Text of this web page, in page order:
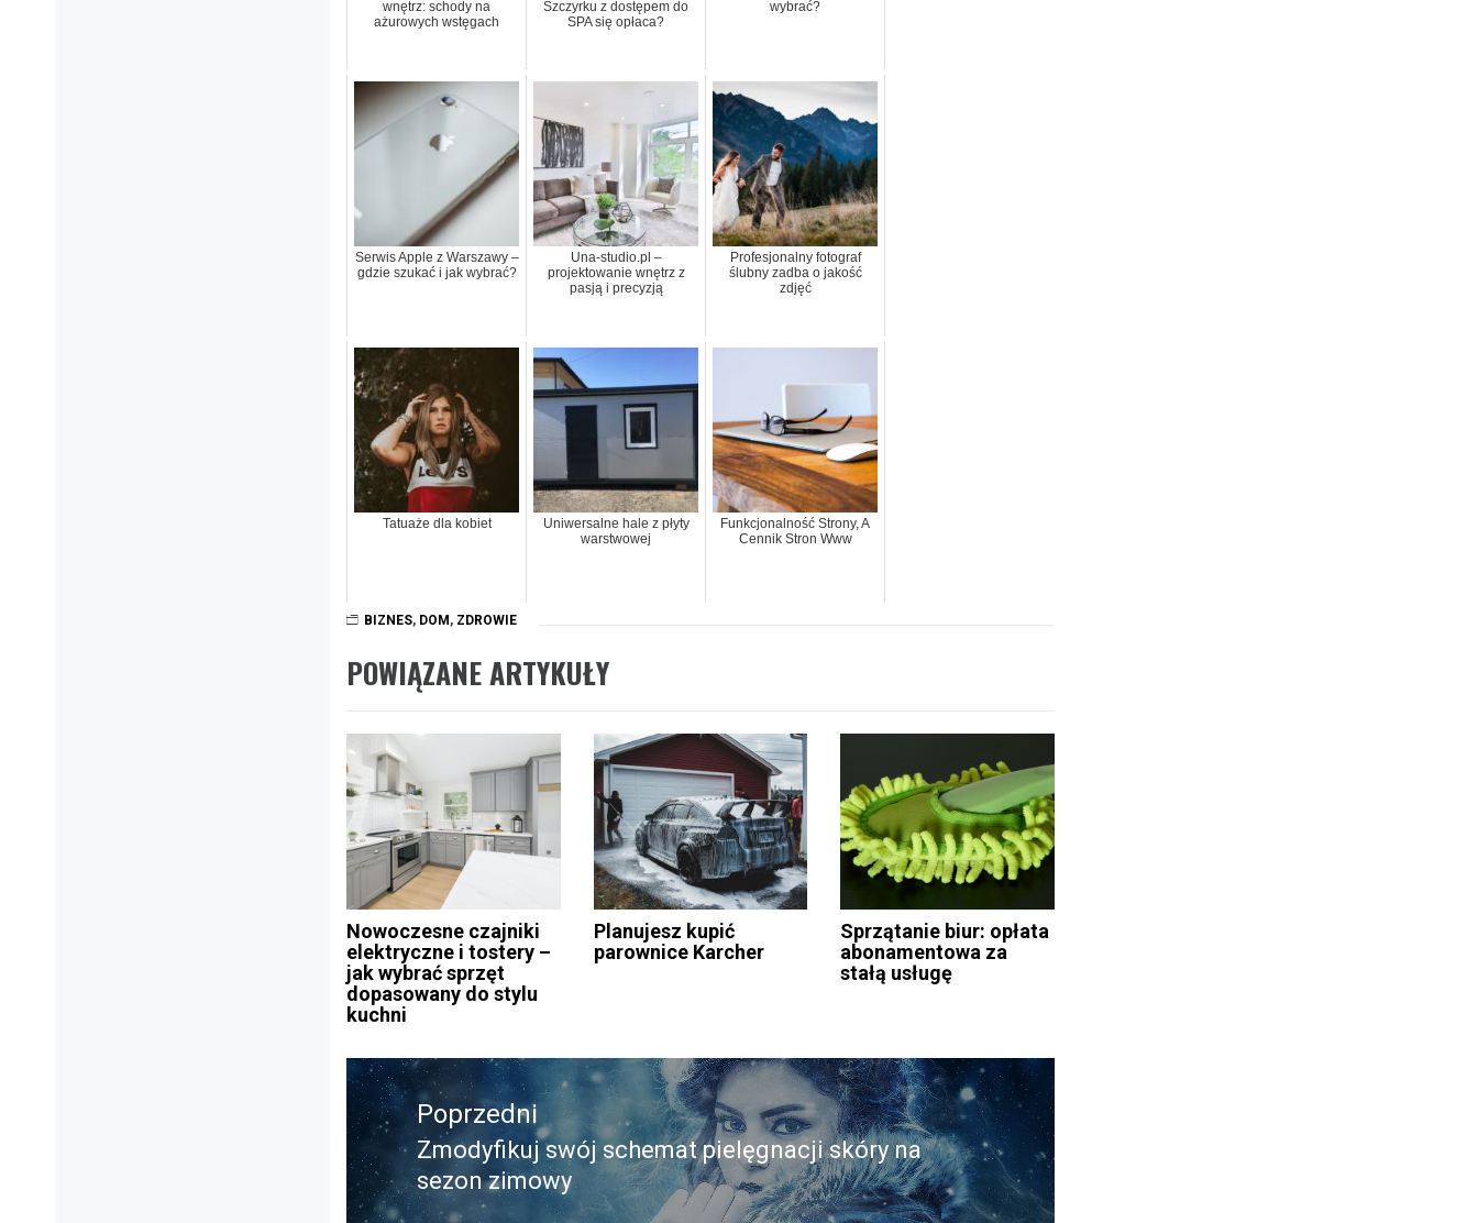
wnętrz: schody na
ażurowych wstęgach
Szczyrku z dostępem do
SPA się opłaca?
wybrać?
Serwis Apple z Warszawy –
gdzie szukać i jak wybrać?
Una-studio.pl –
projektowanie wnętrz z
pasją i precyzją
Profesjonalny fotograf
ślubny zadba o jakość
zdjęć
Tatuaże dla kobiet
Uniwersalne hale z płyty
warstwowej
Funkcjonalność Strony, A
Cennik Stron Www
BIZNES, DOM , ZDROWIE
POWIĄZANE ARTYKUŁY
Nowoczesne czajniki
elektryczne i tostery –
jak wybrać sprzęt
dopasowany do stylu
kuchni
Planujesz kupić
parownice Karcher
Sprzątanie biur: opłata
abonamentowa za
stałą usługę
Nawigacja
wpisu Poprzedni
Poprzedni
wpis:
Zmodyfikuj swój schemat pielęgnacji skóry na
sezon zimowy